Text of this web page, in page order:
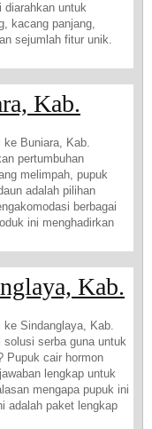
diarahkan untuk
kacang panjang,
sejumlah fitur unik.
Kab.
Buniara, Kab.
pertumbuhan
melimpah, pupuk
adalah pilihan
berbagai
ini menghadirkan
Kab.
Sindanglaya, Kab.
solusi serba guna untuk
Pupuk cair hormon
lengkap untuk
mengapa pupuk ini
adalah paket lengkap